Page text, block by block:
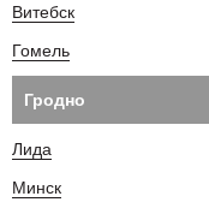
Витебск
Гомель
Гродно
Лида
Минск